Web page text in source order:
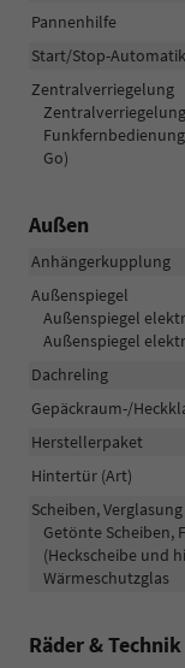
Pannenhilfe
Start/Stop-Automatik
Zentralverriegelung
Go)
Außen
Anhängerkupplung
Außenspiegel
Außenspiegel
Außenspiegel
Dachreling
Gepäckraum-/
Herstellerpaket
Hintertür (Art)
Scheiben, Verglasung
Getönte Scheiben,
(Heckscheibe und
Wärmeschutzglas
Räder & Technik